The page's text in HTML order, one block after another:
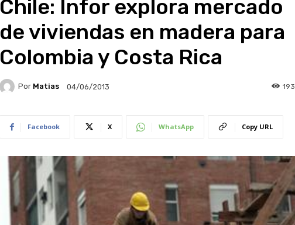
Chile: Infor explora mercado
de viviendas en madera para
Colombia y Costa Rica
Por Matias 04/06/2013 193
Facebook X WhatsApp Copy URL